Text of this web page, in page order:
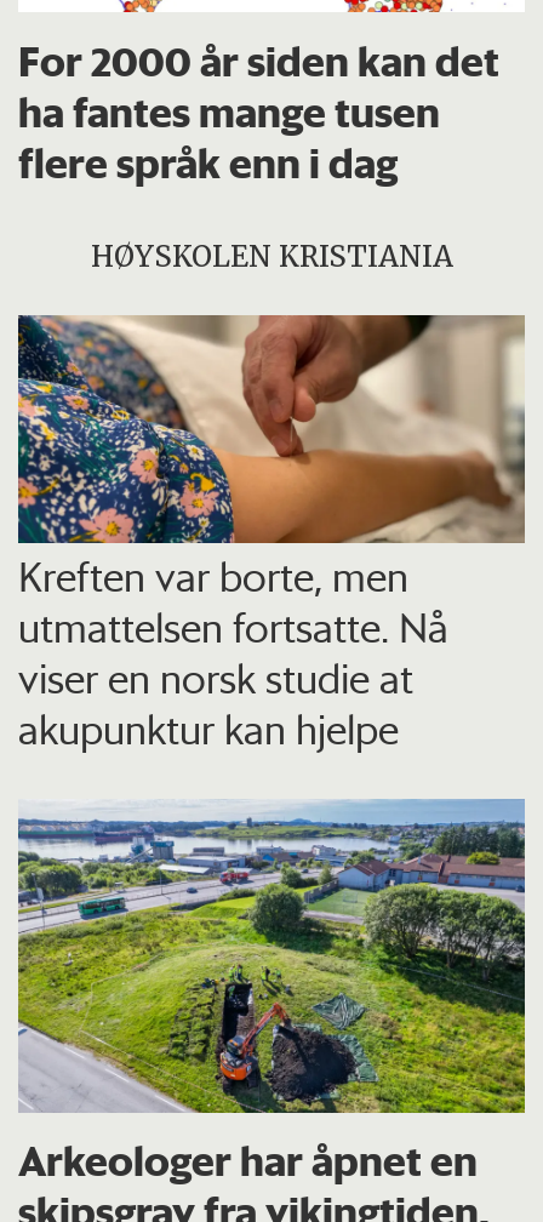
For 2000 år siden kan det
ha fantes mange tusen
flere språk enn i dag
HØYSKOLEN KRISTIANIA
Kreften var borte, men
utmattelsen fortsatte. Nå
viser en norsk studie at
akupunktur kan hjelpe
Arkeologer har åpnet en
skipsgrav fra vikingtiden.